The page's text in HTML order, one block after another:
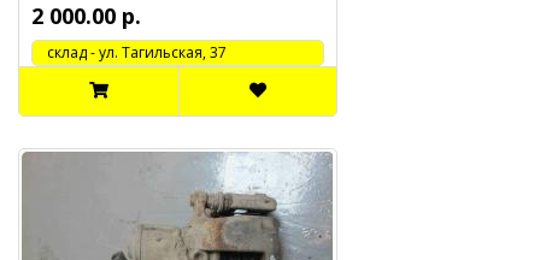
2 000.00 р.
cклад - ул. Тагильская, 37